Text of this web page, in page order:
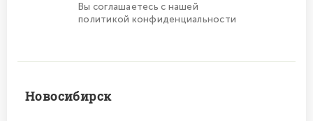
Вы соглашаетесь с нашей
политикой конфиденциальности
Новосибирск